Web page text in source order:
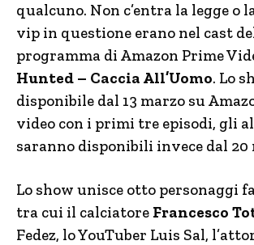
qualcuno. Non c’entra la legge o
vip in questione erano nel cast
programma di Amazon Prime
Hunted – Caccia All’Uomo. Lo
disponibile dal 13 marzo su
video con i primi tre episodi, gli
saranno disponibili invece dal 20
Lo show unisce otto personaggi
tra cui il calciatore Francesco
Fedez, lo YouTuber Luis Sal,